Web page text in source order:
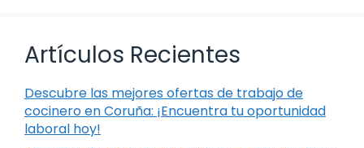
Artículos Recientes
Descubre las mejores ofertas de trabajo de
cocinero en Coruña: ¡Encuentra tu oportunidad
laboral hoy!